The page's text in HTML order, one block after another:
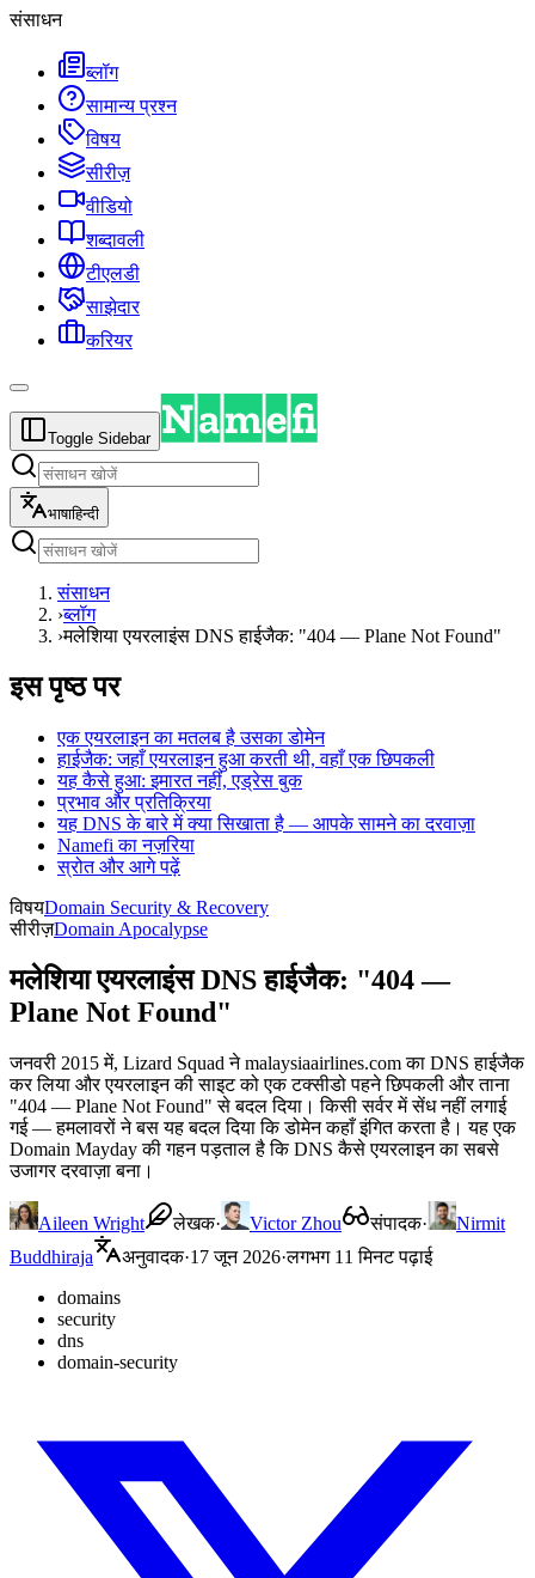
संसाधन
ब्लॉग
सामान्य प्रश्न
विषय
सीरीज़
वीडियो
शब्दावली
टीएलडी
साझेदार
करियर
Toggle Sidebar
भाषाहिन्दी
संसाधन
›ब्लॉग
›मलेशिया एयरलाइंस DNS हाईजैक: "404 — Plane Not Found"
इस पृष्ठ पर
एक एयरलाइन का मतलब है उसका डोमेन
हाईजैक: जहाँ एयरलाइन हुआ करती थी, वहाँ एक छिपकली
यह कैसे हुआ: इमारत नहीं, एड्रेस बुक
प्रभाव और प्रतिक्रिया
यह DNS के बारे में क्या सिखाता है — आपके सामने का दरवाज़ा
Namefi का नज़रिया
स्रोत और आगे पढ़ें
विषयDomain Security & Recovery
सीरीज़Domain Apocalypse
मलेशिया एयरलाइंस DNS हाईजैक: "404 —
Plane Not Found"
जनवरी 2015 में, Lizard Squad ने malaysiaairlines.com का DNS हाईजैक
कर लिया और एयरलाइन की साइट को एक टक्सीडो पहने छिपकली और ताना
"404 — Plane Not Found" से बदल दिया। किसी सर्वर में सेंध नहीं लगाई
गई — हमलावरों ने बस यह बदल दिया कि डोमेन कहाँ इंगित करता है। यह एक
Domain Mayday की गहन पड़ताल है कि DNS कैसे एयरलाइन का सबसे
उजागर दरवाज़ा बना।
Aileen Wright लेखक· Victor Zhou संपादक·
Nirmit
Buddhiraja
अनुवादक·17 जून 2026·लगभग 11 मिनट पढ़ाई
domains
security
dns
domain-security